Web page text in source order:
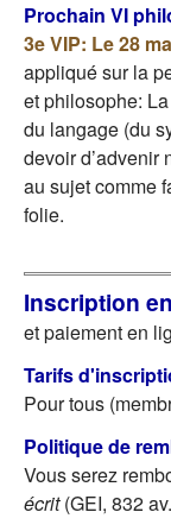
Prochain VI
3e VIP: Le 28
appliqué sur la
et philosophe:
du langage (du
devoir d’advenir
au sujet comme
folie.
Inscription
et paiement en
Tarifs
Pour tous
Politique de
Vous serez
écrit(GEI, 832